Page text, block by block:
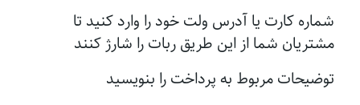
شماره کارت یا آدرس ولت خود را وارد کنید تا
مشتریان شما از این طریق ربات را شارژ کنند
توضیحات مربوط به پرداخت را بنویسید